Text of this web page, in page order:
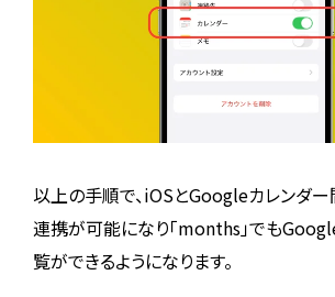
以上の手順で、iOSとGoogleカレンダ
連携が可能になり「months」でも
覧ができるようになります。